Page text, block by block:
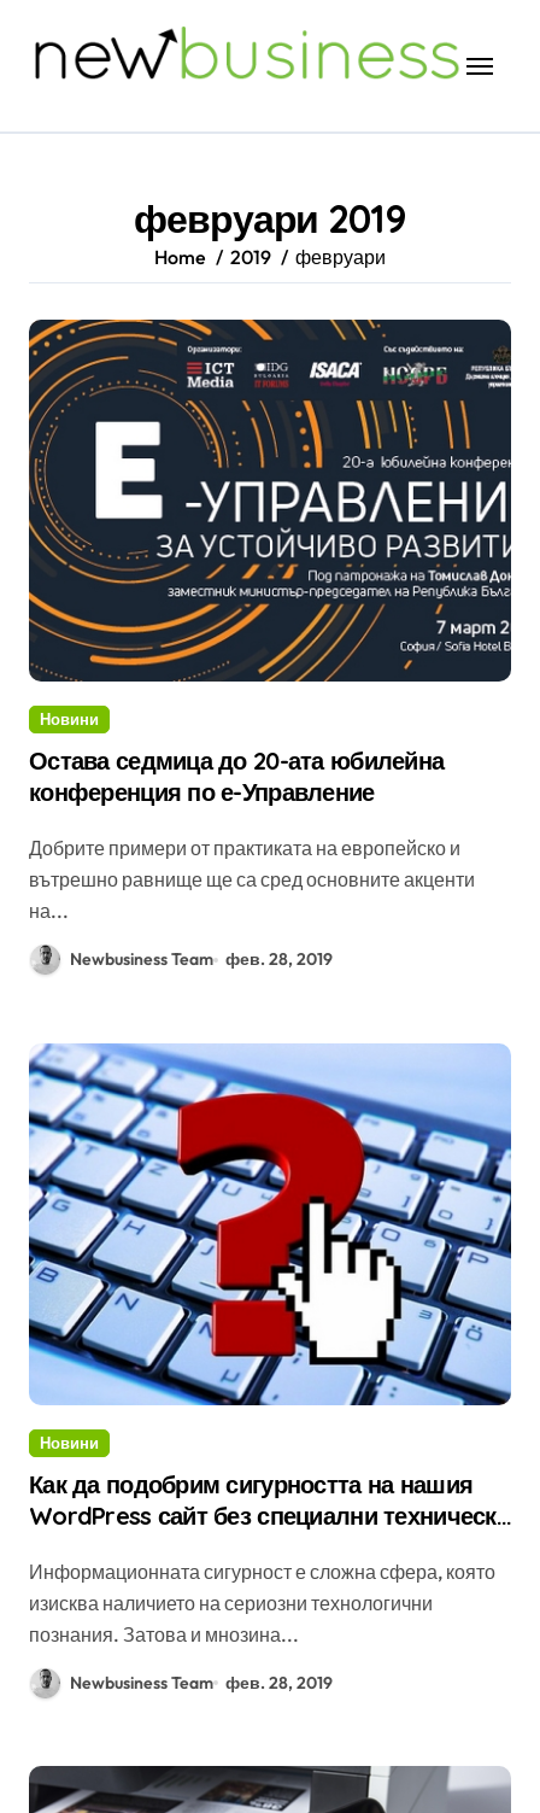
февруари 2019
Home 2019 февруари
Новини
Остава седмица до 20-ата юбилейна
конференция по е-Управление
Добрите примери от практиката на европейско и
вътрешно равнище ще са сред основните акценти
на...
Newbusiness Team фев. 28, 2019
Новини
Как да подобрим сигурността на нашия
WordPress сайт без специални технически
Информационната сигурност е сложна сфера, която
изисква наличието на сериозни технологични
познания. Затова и мнозина...
Newbusiness Team фев. 28, 2019